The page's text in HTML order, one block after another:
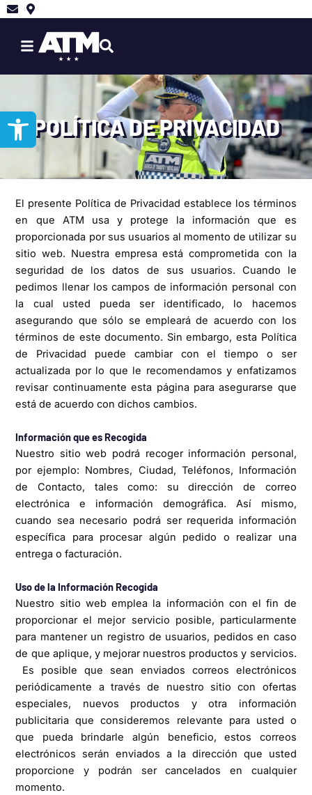
contenido
POLÍTICA DE PRIVACIDAD
El presente Política de Privacidad establece los términos
en que ATM usa y protege la información que es
proporcionada por sus usuarios al momento de utilizar su
sitio web. Nuestra empresa está comprometida con la
seguridad de los datos de sus usuarios. Cuando le
pedimos llenar los campos de información personal con
la cual usted pueda ser identificado, lo hacemos
asegurando que sólo se empleará de acuerdo con los
términos de este documento. Sin embargo, esta Política
de Privacidad puede cambiar con el tiempo o ser
actualizada por lo que le recomendamos y enfatizamos
revisar continuamente esta página para asegurarse que
está de acuerdo con dichos cambios.
Información que es Recogida
Nuestro sitio web podrá recoger información personal,
por ejemplo: Nombres, Ciudad, Teléfonos, Información
de Contacto, tales como: su dirección de correo
electrónica e información demográfica. Así mismo,
cuando sea necesario podrá ser requerida información
específica para procesar algún pedido o realizar una
entrega o facturación.
Uso de la Información Recogida
Nuestro sitio web emplea la información con el fin de
proporcionar el mejor servicio posible, particularmente
para mantener un registro de usuarios, pedidos en caso
de que aplique, y mejorar nuestros productos y servicios.
Es posible que sean enviados correos electrónicos
periódicamente a través de nuestro sitio con ofertas
especiales, nuevos productos y otra información
publicitaria que consideremos relevante para usted o
que pueda brindarle algún beneficio, estos correos
electrónicos serán enviados a la dirección que usted
proporcione y podrán ser cancelados en cualquier
momento.
Abrir barra de herramientas